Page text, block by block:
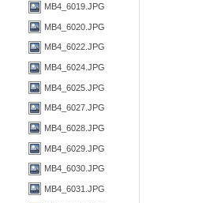
MB4_6019.JPG
MB4_6020.JPG
MB4_6022.JPG
MB4_6024.JPG
MB4_6025.JPG
MB4_6027.JPG
MB4_6028.JPG
MB4_6029.JPG
MB4_6030.JPG
MB4_6031.JPG